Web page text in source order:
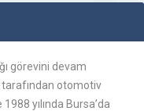
görevini devam
tarafından otomotiv
yılında Bursa’da